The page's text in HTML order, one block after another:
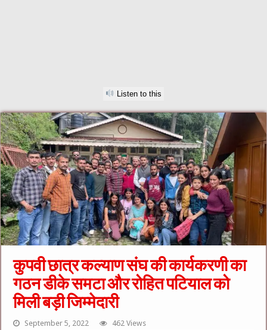
Listen to this
कुपवी छात्र कल्याण संघ की कार्यकरणी का
गठन डीके समटा और रोहित पटियाल को
मिली बड़ी जिम्मेदारी
September 5, 2022 462 Views